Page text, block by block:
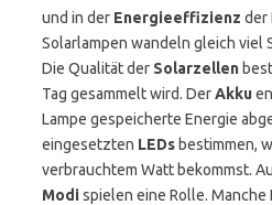
und in der Energieeffizienz der
Solarlampen wandeln gleich viel
Die Qualität der Solarzellen
Tag gesammelt wird. DerAkku
Lampe gespeicherte Energie
eingesetzten LEDs bestimmen,
verbrauchtem Watt bekommst.
Modispielen eine Rolle. Manche